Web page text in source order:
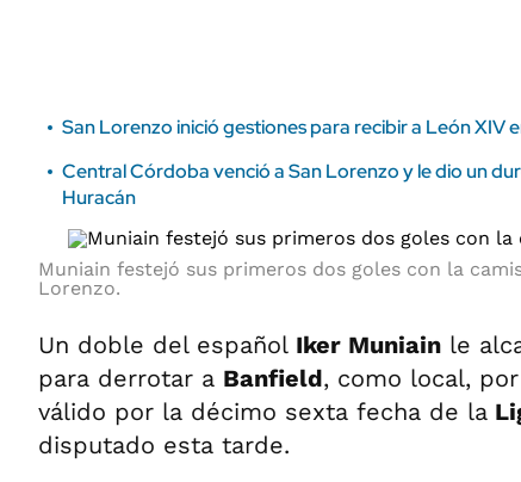
San Lorenzo inició gestiones para recibir a León XIV
Central Córdoba venció a San Lorenzo y le dio un
Huracán
Muniain festejó sus primeros dos goles con la
Lorenzo.
Un doble del español Iker Muniain le
para derrotar a Banfield, como local,
válido por la décimo sexta fecha de la
disputado esta tarde.